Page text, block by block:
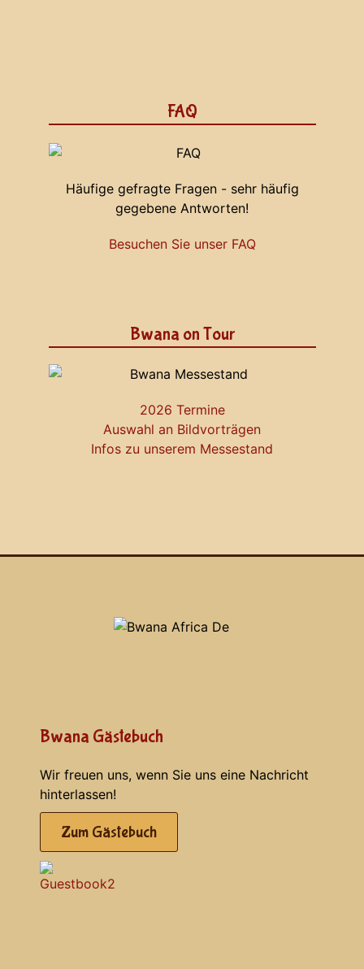
FAQ
Häufige gefragte Fragen - sehr häufig
gegebene Antworten!
Besuchen Sie unser FAQ
Bwana on Tour
2026 Termine
Auswahl an Bildvorträgen
Infos zu unserem Messestand
Bwana Gästebuch
Wir freuen uns, wenn Sie uns eine Nachricht
hinterlassen!
Zum Gästebuch